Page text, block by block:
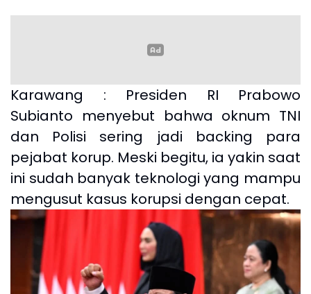
Karawang : Presiden RI Prabowo
Subianto menyebut bahwa oknum TNI
dan Polisi sering jadi backing para
pejabat korup. Meski begitu, ia yakin saat
ini sudah banyak teknologi yang mampu
mengusut kasus korupsi dengan cepat.